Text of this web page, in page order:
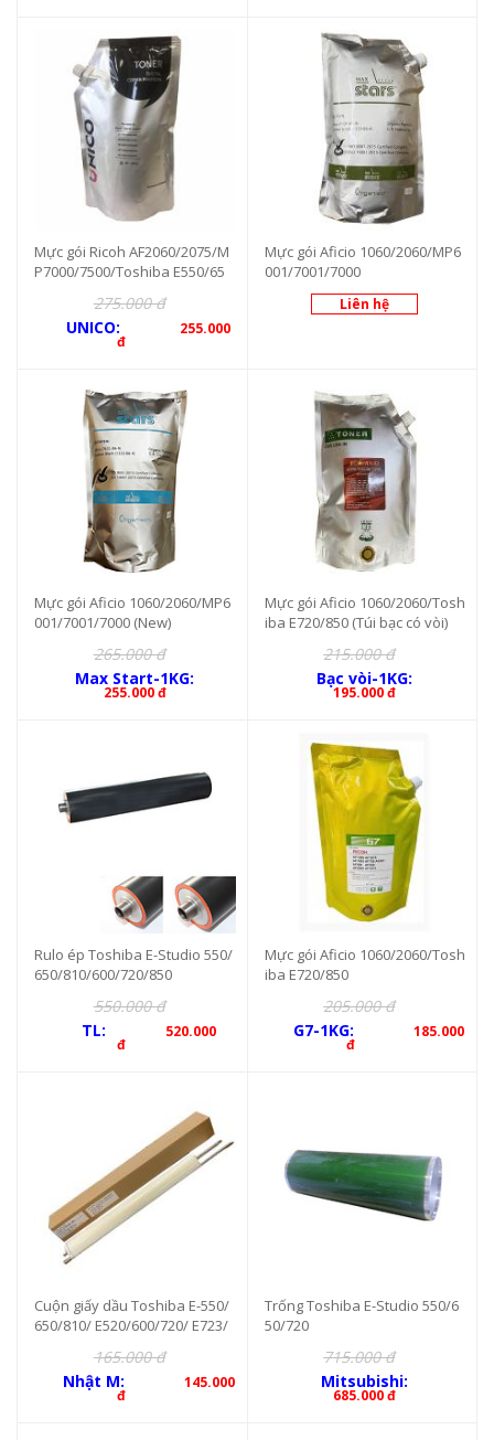
Mực gói Ricoh AF2060/2075/M
P7000/7500/Toshiba E550/65
275.000 đ
UNICO:
255.000
đ
Mực gói Aficio 1060/2060/MP6
001/7001/7000
Liên hệ
Mực gói Aficio 1060/2060/MP6
001/7001/7000 (New)
265.000 đ
Max Start-1KG:
255.000 đ
Mực gói Aficio 1060/2060/Tosh
iba E720/850 (Túi bạc có vòi)
215.000 đ
Bạc vòi-1KG:
195.000 đ
Rulo ép Toshiba E-Studio 550/
650/810/600/720/850
550.000 đ
TL:
520.000
đ
Mực gói Aficio 1060/2060/Tosh
iba E720/850
205.000 đ
G7-1KG:
185.000
đ
Cuộn giấy dầu Toshiba E-550/
650/810/ E520/600/720/ E723/
165.000 đ
Nhật M:
145.000
đ
Trống Toshiba E-Studio 550/6
50/720
715.000 đ
Mitsubishi:
685.000 đ